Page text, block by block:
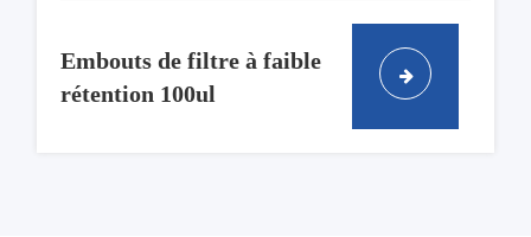
Embouts de filtre à faible
rétention 100ul